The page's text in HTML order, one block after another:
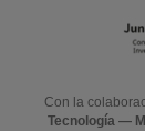
Con la
Tecnología —